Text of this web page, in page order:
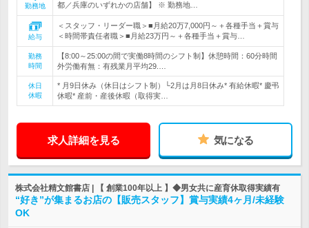
勤務地
都／兵庫のいずれかの店舗】 ※ 勤務地…
給与
＜スタッフ・リーダー職＞■月給20万7,000円～＋各種手当＋賞与
＜時間帯責任者職＞■月給23万円～＋各種手当＋賞与…
勤務
時間
【8:00～25:00の間で実働8時間のシフト制】休憩時間：60分時間
外労働有無：有残業月平均29.…
休日
休暇
* 月9日休み（休日はシフト制）└2月は月8日休み* 有給休暇* 慶弔
休暇* 産前・産後休暇（取得実…
求人詳細を見る 気になる
株式会社精文館書店 | 【 創業100年以上 】◆男女共に産育休取得実績有
“好き”が集まるお店の【販売スタッフ】賞与実績4ヶ月/未経験
OK